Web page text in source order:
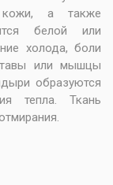
кожи, а также
белой или
холода, боли
или мышцы
образуются
тепла. Ткань